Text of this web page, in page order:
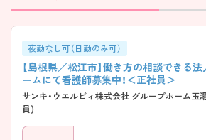
フリーワード検索
夜勤なし可（日勤のみ可）
【島根県／松江市】働き方の相談できる
ームにて看護師募集中！＜正社員＞
サンキ・ウエルビィ株式会社 グループホーム玉
員)